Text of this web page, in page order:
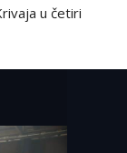
u četiri